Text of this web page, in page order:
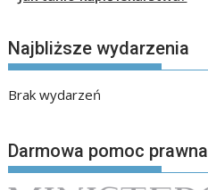
Najbliższe wydarzenia
Brak wydarzeń
Darmowa pomoc prawna